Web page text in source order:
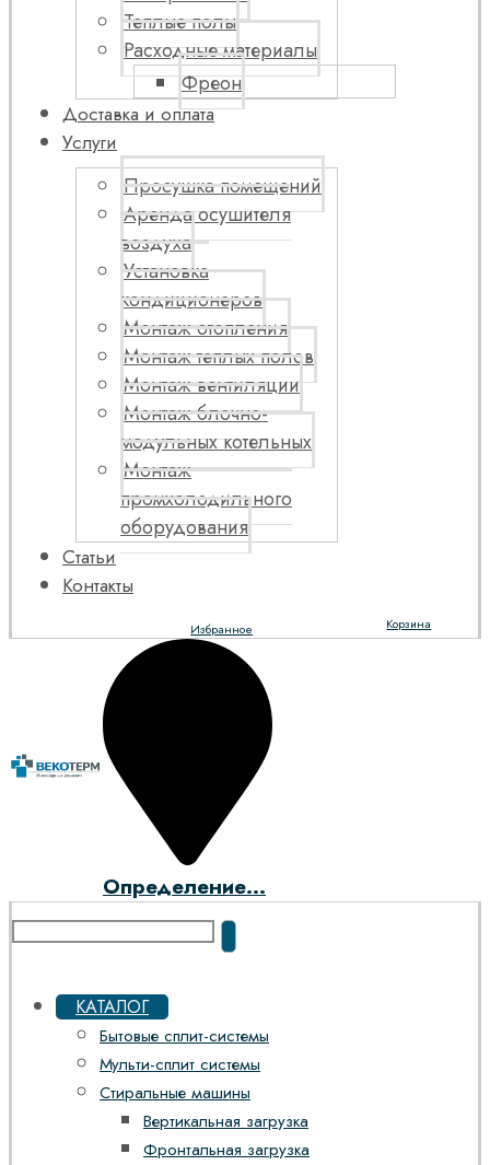
Теплые полы
Расходные материалы
Фреон
Доставка и оплата
Услуги
Просушка помещений
Аренда осушителя
воздуха
Установка
кондиционеров
Монтаж отопления
Монтаж теплых полов
Монтаж вентиляции
Монтаж блочно-
модульных котельных
Монтаж
промхолодильного
оборудования
Статьи
Контакты
Корзина
Избранное
Определение...
КАТАЛОГ
Бытовые сплит-системы
Мульти-сплит системы
Стиральные машины
Вертикальная загрузка
Фронтальная загрузка